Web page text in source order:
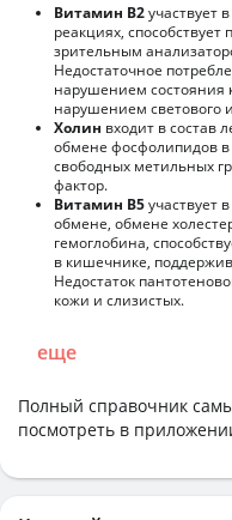
Витамин В2участвует
реакциях,
зрительным
Недостаточное
нарушением состояния
нарушением светового
Холин входит в состав
обмене фосфолипидов в
свободных метильных
фактор.
Витамин В5участвует
обмене, обмене
гемоглобина,
в кишечнике,
Недостаток
кожи и слизистых.
еще
Полный справочник
посмотреть в